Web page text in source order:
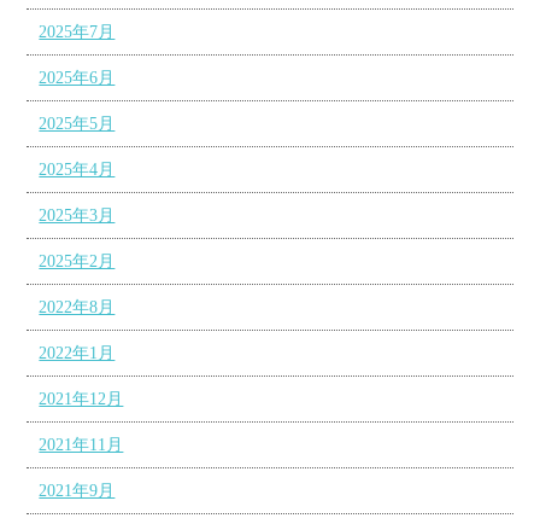
2025年7月
2025年6月
2025年5月
2025年4月
2025年3月
2025年2月
2022年8月
2022年1月
2021年12月
2021年11月
2021年9月